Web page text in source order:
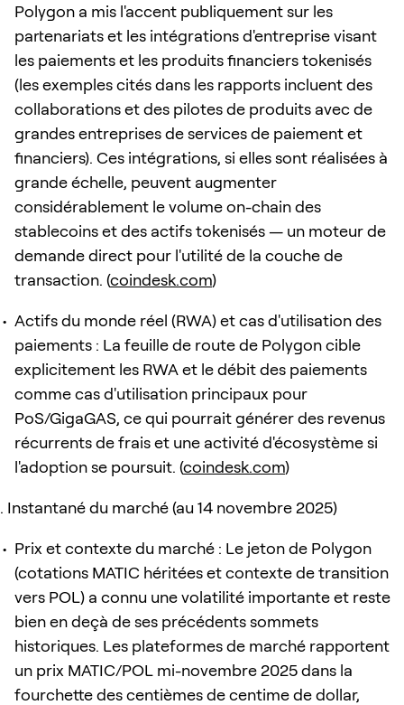
Polygon a mis l'accent publiquement sur les
partenariats et les intégrations d'entreprise visant
les paiements et les produits financiers tokenisés
(les exemples cités dans les rapports incluent des
collaborations et des pilotes de produits avec de
grandes entreprises de services de paiement et
financiers). Ces intégrations, si elles sont réalisées à
grande échelle, peuvent augmenter
considérablement le volume on-chain des
stablecoins et des actifs tokenisés — un moteur de
demande direct pour l'utilité de la couche de
transaction. (coindesk.com)
Actifs du monde réel (RWA) et cas d'utilisation des
paiements : La feuille de route de Polygon cible
explicitement les RWA et le débit des paiements
comme cas d'utilisation principaux pour
PoS/GigaGAS, ce qui pourrait générer des revenus
récurrents de frais et une activité d'écosystème si
l'adoption se poursuit. (coindesk.com)
Instantané du marché (au 14 novembre 2025)
Prix et contexte du marché : Le jeton de Polygon
(cotations MATIC héritées et contexte de transition
vers POL) a connu une volatilité importante et reste
bien en deçà de ses précédents sommets
historiques. Les plateformes de marché rapportent
un prix MATIC/POL mi-novembre 2025 dans la
fourchette des centièmes de centime de dollar,